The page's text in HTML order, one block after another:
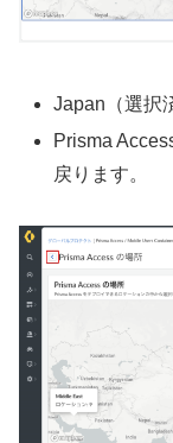
Japan（選択
Prisma
戻ります。